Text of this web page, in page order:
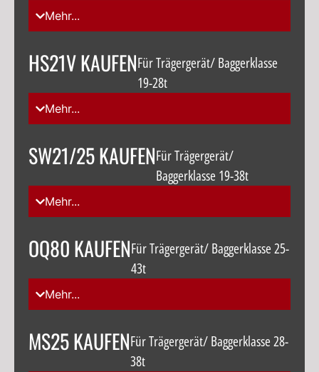
Mehr...
HS21V KAUFENFür Trägergerät/ Baggerklasse
19-28t
Mehr...
SW21/25 KAUFENFür Trägergerät/
Baggerklasse 19-38t
Mehr...
OQ80 KAUFENFür Trägergerät/ Baggerklasse 25-
43t
Mehr...
MS25 KAUFENFür Trägergerät/ Baggerklasse 28-
38t